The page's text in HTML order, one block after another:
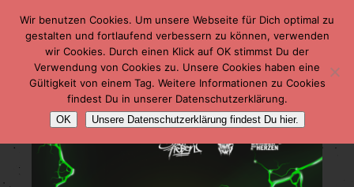
Wir benutzen Cookies. Um unsere Webseite für Dich optimal zu
gestalten und fortlaufend verbessern zu können, verwenden
wir Cookies. Durch einen Klick auf OK stimmst Du der
Verwendung von Cookies zu. Unsere Cookies haben eine
Gültigkeit von einem Tag. Weitere Informationen zu Cookies
findest Du in unserer Datenschutzerklärung.
OK Unsere Datenschutzerklärung findest Du hier.